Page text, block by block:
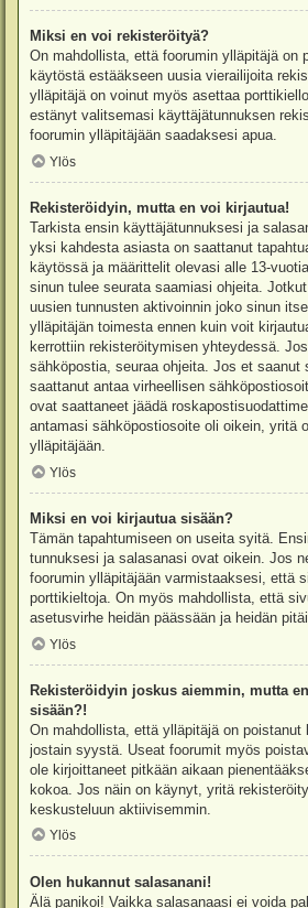
Miksi en voi rekisteröityä?
On mahdollista, että foorumin ylläpitäjä on
käytöstä estääkseen uusia vierailijoita
ylläpitäjä on voinut myös asettaa
estänyt valitsemasi käyttäjätunnuksen
foorumin ylläpitäjään saadaksesi apua.
Ylös
Rekisteröidyin, mutta en voi kirjautua!
Tarkista ensin käyttäjätunnuksesi ja
yksi kahdesta asiasta on saattanut
käytössä ja määrittelit olevasi alle 13-
sinun tulee seurata saamiasi ohjeita.
uusien tunnusten aktivoinnin joko sinun
ylläpitäjän toimesta ennen kuin voit
kerrottiin rekisteröitymisen yhteydessä.
sähköpostia, seuraa ohjeita. Jos et saanut
saattanut antaa virheellisen
ovat saattaneet jäädä
antamasi sähköpostiosoite oli oikein, yritä
ylläpitäjään.
Ylös
Miksi en voi kirjautua sisään?
Tämän tapahtumiseen on useita syitä.
tunnuksesi ja salasanasi ovat oikein. Jos
foorumin ylläpitäjään varmistaaksesi, että
porttikieltoja. On myös mahdollista, että
asetusvirhe heidän päässään ja heidän
Ylös
Rekisteröidyin joskus aiemmin, mutta
sisään?!
On mahdollista, että ylläpitäjä on
jostain syystä. Useat foorumit myös
ole kirjoittaneet pitkään aikaan
kokoa. Jos näin on käynyt, yritä
keskusteluun aktiivisemmin.
Ylös
Olen hukannut salasanani!
Älä panikoi! Vaikka salasanaasi ei voida